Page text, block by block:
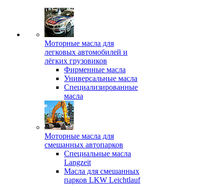
Моторные масла для
легковых автомобилей и
лёгких грузовиков
Фирменные масла
Универсальные масла
Специализированные
масла
Моторные масла для
смешанных автопарков
Специальные масла
Langzeit
Масла для смешанных
парков LKW Leichtlauf